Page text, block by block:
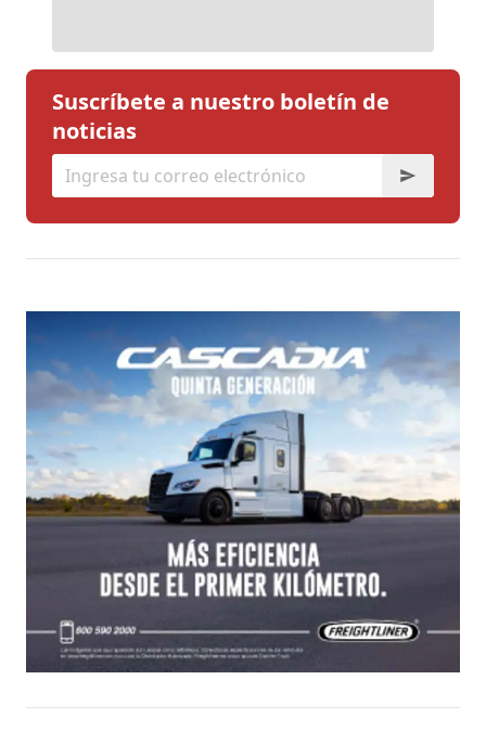
Suscríbete a nuestro boletín de
noticias